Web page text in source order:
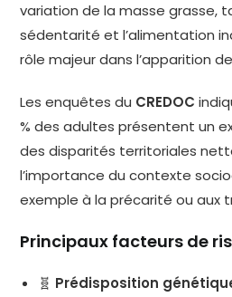
variation de la masse grasse,
sédentarité et l’alimentation
rôle majeur dans l’apparition
Les enquêtes du CREDOC
% des adultes présentent un
des disparités territoriales
l’importance du contexte
exemple à la précarité ou aux
Principaux facteurs de
🧬 Prédisposition